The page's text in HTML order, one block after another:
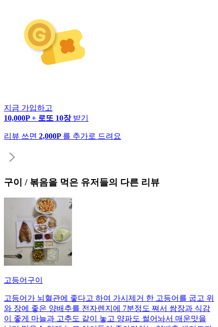
지금 가입하고
10,000P + 로또 10장 받기
리뷰 쓰면 2,000P 를 추가로 드려요
구이 / 볶음을 먹은 유저들의 다른 리뷰
고등어구이
고등어가 뇌혈관에 좋다고 하여 가시제거 한 고등어를 굽고 위
와 장에 좋은 양배추를 전자렌지에 7분정도 쪄서 쌈장과 식감
이 좋게 마늘과 고추도 같이 놓고 양파도 썰어놔서 매운맛을